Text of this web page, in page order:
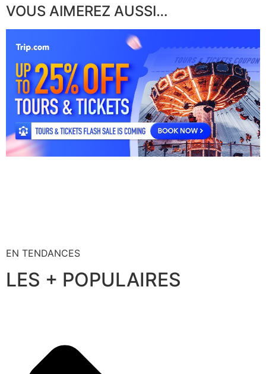
VOUS AIMEREZ AUSSI…
EN TENDANCES
LES + POPULAIRES